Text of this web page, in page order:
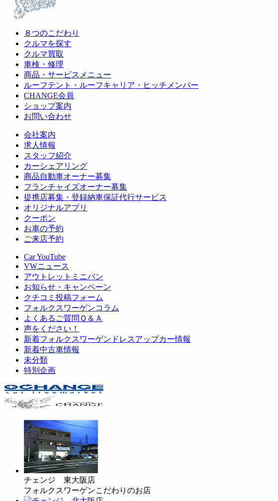
８つのこだわり
クルマを探す
クルマ買取
車検・修理
商品・サービスメニュー
ルーフテント・ルーフキャリア・ヒッチメンバー
CHANGE会員
ショップ案内
お問い合わせ
会社案内
求人情報
スタッフ紹介
カーシェアリング
商品自動車オーナー募集
フランチャイズオーナー募集
提携店募集・登録納車保証代行サービス
オリジナルアプリ
クーポン
お車の予約
ご来店予約
Car YouTube
VWニュース
アウトレットミニバン
お知らせ・キャンペーン
クチコミ投稿フォーム
フォルクスワーゲンコラム
よくあるご質問Ｑ＆Ａ
声をください！
新着フォルクスワーゲンドレスアップカー情報
新着中古車情報
未分類
特別企画
チェンジ 東大阪店
フォルクスワーゲンこだわりのお店